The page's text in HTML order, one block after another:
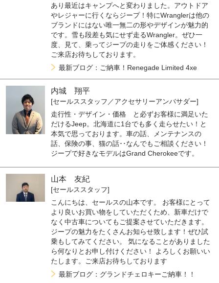
あり最近はキャンプへと変わりました。アウトドア
やレジャーに行くならジープ！特にWranglerは他の
ブランドにはない唯一無二の形やデザインが魅力的
です。雪も段差も気にせず走るWrangler。ぜひ一
度、見て、乗ってジープの走りをご体感ください！
ご来店お待ちしております。
最新ブログ：ご納車！Renegade Limited 4xe
内城 翔平
[セールススタッフ／アクセサリーアンバサダー]
走行性・デザイン・価格 と必ずお客様に満足いた
だけるJeep。北海道に1台でも多く走らせたい！と
本気で思っております。車の話、メンテナンスの
話、保険の事、猫の話･･なんでもご相談ください！
ジープで好きなモデルはGrand Cherokeeです。
山本 友紀
[セールススタッフ]
こんにちは、セールスの山本です。 お客様にとって
より良いお買い物をしていただくため、新車だけで
なく中古車についてもご提案させていただきます。
ジープの魅力をたくさんお知らせ致します！ぜひ試
乗もしてみてください。 気になることがありました
ら何なりとお申し付けください！ よろしくお願いい
たします。ご来店お待ちしております
最新ブログ：グランドチェロキーご納車！！